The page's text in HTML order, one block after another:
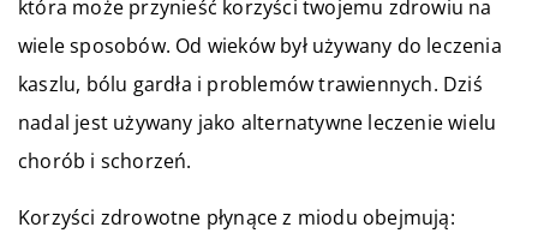
która może przynieść korzyści twojemu zdrowiu na
wiele sposobów. Od wieków był używany do leczenia
kaszlu, bólu gardła i problemów trawiennych. Dziś
nadal jest używany jako alternatywne leczenie wielu
chorób i schorzeń.
Korzyści zdrowotne płynące z miodu obejmują: